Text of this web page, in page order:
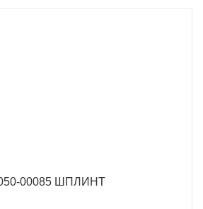
00085 ШПЛИНТ